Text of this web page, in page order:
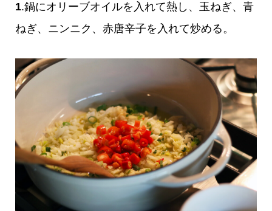
1.鍋にオリーブオイルを入れて熱し、玉ねぎ、青
ねぎ、ニンニク、赤唐辛子を入れて炒める。